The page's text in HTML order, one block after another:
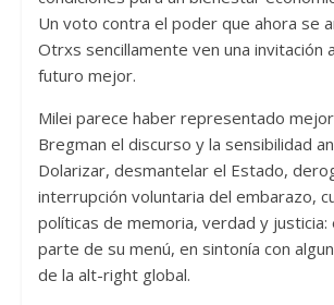
Un voto contra el poder que ahora se
Otrxs sencillamente ven una invitación
futuro mejor.
Milei parece haber representado
Bregman el discurso y la sensibilidad
Dolarizar, desmantelar el Estado,
interrupción voluntaria del embarazo,
políticas de memoria, verdad y
parte de su menú, en sintonía con
de la alt-right global.